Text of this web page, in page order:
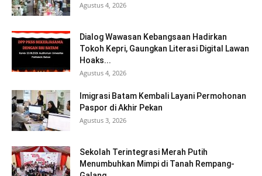
Agustus 4, 2026
Dialog Wawasan Kebangsaan Hadirkan
Tokoh Kepri, Gaungkan Literasi Digital Lawan
Hoaks...
Agustus 4, 2026
Imigrasi Batam Kembali Layani Permohonan
Paspor di Akhir Pekan
Agustus 3, 2026
Sekolah Terintegrasi Merah Putih
Menumbuhkan Mimpi di Tanah Rempang-